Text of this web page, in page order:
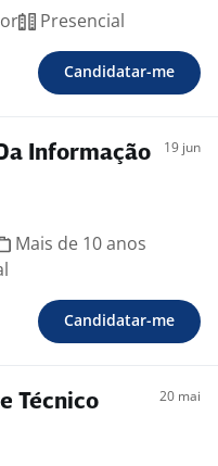
Presencial
Candidatar-me
Informação 19 jun
Mais de 10 anos
Candidatar-me
Técnico 20 mai